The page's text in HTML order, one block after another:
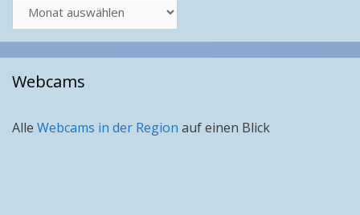
nach
Monat
Webcams
Alle Webcams in der Region auf einen Blick